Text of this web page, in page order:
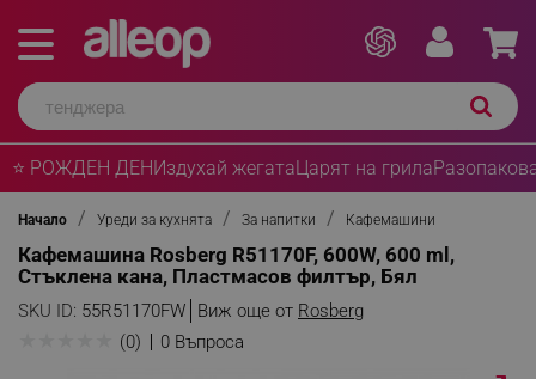
⭐ РОЖДЕН ДЕНИздухай жегатаЦарят на грила
Начало Уреди за кухнята За напитки Кафемашини
Кафемашина Rosberg R51170F, 600W, 600 ml,
Стъклена кана, Пластмасов филтър, Бял
SKU ID: 55R51170FW Виж още от Rosberg
(0) 0 Въпроса